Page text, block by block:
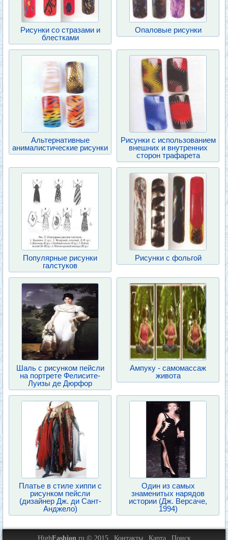
Рисунки со стразами и
блестками
Опаловые рисунки
Альтернативные
анималистические рисунки
Рисунки с использованием
внешних и внутренних
сторон трафарета
Популярные рисунки
галстуков
Рисунки с фольгой
Шаль с рисунком пейсли
на портрете Фелисите-
Луизы де Дюрфор
Ампуку - самомассаж
живота
Платье в стиле хиппи с
рисунком пейсли
(дизайнер Дж. ди Сант-
Анджело)
Один из самых
знаменитых нарядов
истории (Дж. Версаче,
1994)
HighFashion .ru © 2015 Контакты Карта Поиск